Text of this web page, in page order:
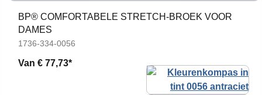
BP® COMFORTABELE STRETCH-BROEK VOOR
DAMES
1736-334-0056
Van € 77,73*